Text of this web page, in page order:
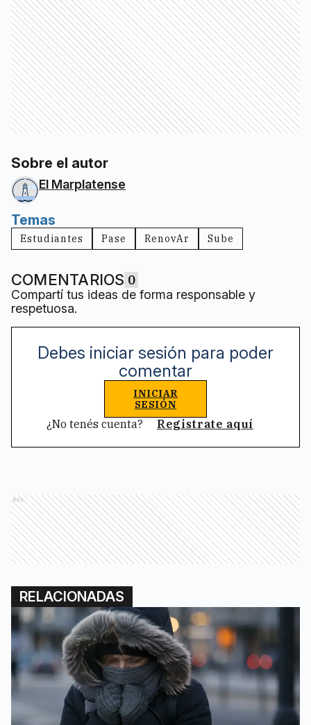
Sobre el autor
El Marplatense
Temas
Estudiantes Pase RenovAr Sube
COMENTARIOS 0
Compartí tus ideas de forma responsable y
respetuosa.
Debes iniciar sesión para poder
comentar
INICIAR
SESIÓN
¿No tenés cuenta? Registrate aquí
Ads
RELACIONADAS